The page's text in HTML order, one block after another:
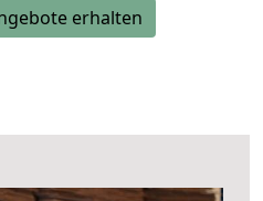
erhalten